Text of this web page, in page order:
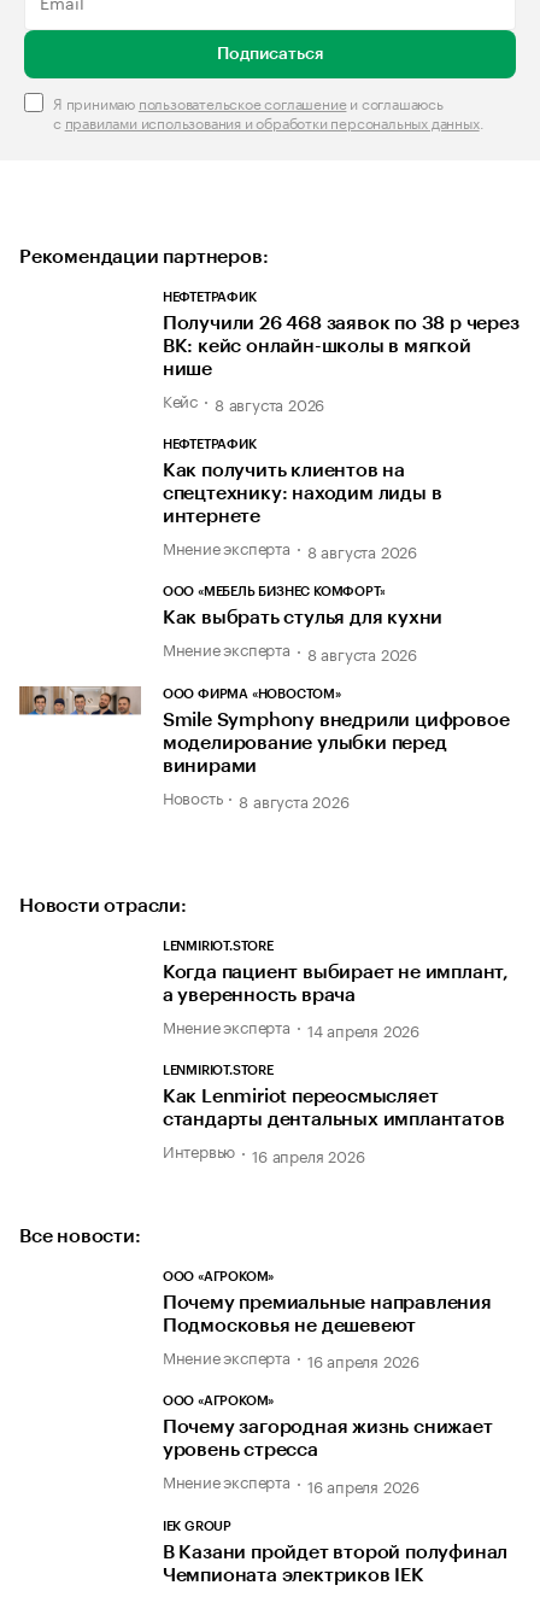
Подписаться
Я принимаю пользовательское соглашениеи соглашаюсь
с правилами использования и обработки персональных данных.
Рекомендации партнеров:
НЕФТЕТРАФИК
Получили 26 468 заявок по 38 р через
ВК: кейс онлайн-школы в мягкой
нише
Кейс 8 августа 2026
НЕФТЕТРАФИК
Как получить клиентов на
спецтехнику: находим лиды в
интернете
Мнение эксперта 8 августа 2026
ООО «МЕБЕЛЬ БИЗНЕС КОМФОРТ»
Как выбрать стулья для кухни
Мнение эксперта 8 августа 2026
ООО ФИРМА «НОВОСТОМ»
Smile Symphony внедрили цифровое
моделирование улыбки перед
винирами
Новость 8 августа 2026
Новости отрасли:
LENMIRIOT.STORE
Когда пациент выбирает не имплант,
а уверенность врача
Мнение эксперта 14 апреля 2026
LENMIRIOT.STORE
Как Lenmiriot переосмысляет
стандарты дентальных имплантатов
Интервью 16 апреля 2026
Все новости:
ООО «АГРОКОМ»
Почему премиальные направления
Подмосковья не дешевеют
Мнение эксперта 16 апреля 2026
ООО «АГРОКОМ»
Почему загородная жизнь снижает
уровень стресса
Мнение эксперта 16 апреля 2026
IEK GROUP
В Казани пройдет второй полуфинал
Чемпионата электриков IEK